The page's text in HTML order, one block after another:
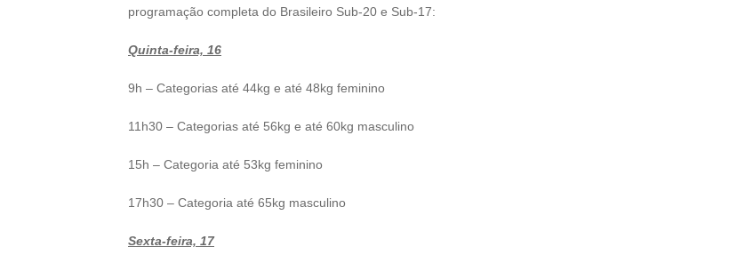
programação completa do Brasileiro Sub-20 e Sub-17:
Quinta-feira, 16
9h – Categorias até 44kg e até 48kg feminino
11h30 – Categorias até 56kg e até 60kg masculino
15h – Categoria até 53kg feminino
17h30 – Categoria até 65kg masculino
Sexta-feira, 17